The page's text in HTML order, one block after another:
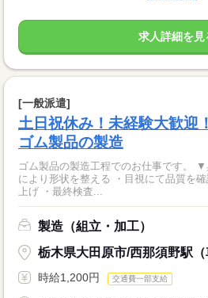
求人詳細を見
[一般派遣]
土日祝休み！未経験大歓迎
ゴム製品の製造
ゴム製品の製造工程でのお仕事です。 ▼具体的には… ・プレス作業
により形状を整える ・目視にて品質を
上げ ・最終検査...
製造（組立・加工）
栃木県大田原市/西那須野駅（
時給1,200円 交通費一部支給